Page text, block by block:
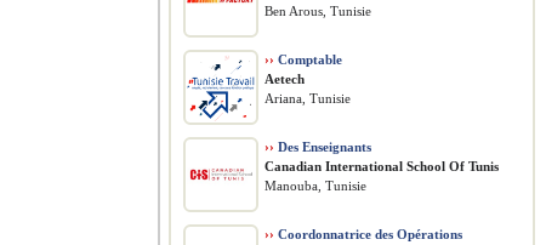
Ben Arous, Tunisie
›› Comptable
Aetech
Ariana, Tunisie
›› Des Enseignants
Canadian International School Of Tunis
Manouba, Tunisie
›› Coordonnatrice des Opérations